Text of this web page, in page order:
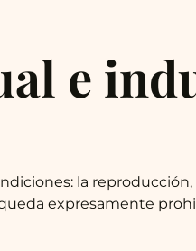
e
la
expresamente